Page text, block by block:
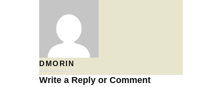
DMORIN
Write a Reply or Comment